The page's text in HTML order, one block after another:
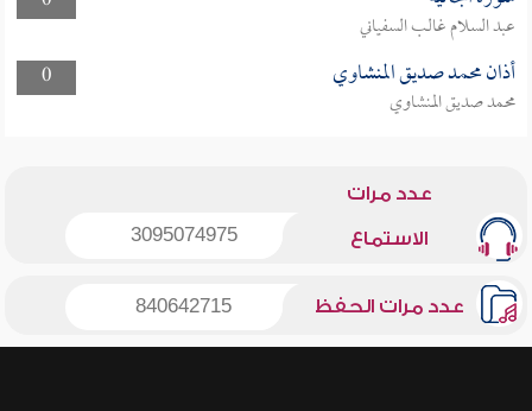
عبد السلام غالب السفياني
0
أذان محمد صديق المنشاوي
محمد صديق المنشاوي
عدد مرات
الاستماع 3095074975
عدد مرات الحفظ 840642715